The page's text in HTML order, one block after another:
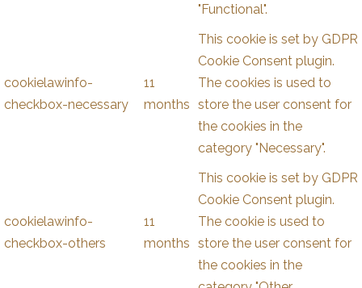
"Functional".
cookielawinfo-
checkbox-necessary
11
months
This cookie is set by GDPR
Cookie Consent plugin.
The cookies is used to
store the user consent for
the cookies in the
category "Necessary".
cookielawinfo-
checkbox-others
11
months
This cookie is set by GDPR
Cookie Consent plugin.
The cookie is used to
store the user consent for
the cookies in the